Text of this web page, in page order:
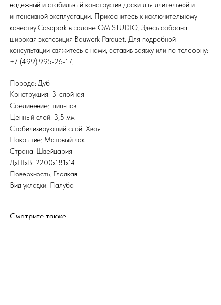
надежный и стабильный конструктив доски для длительной и
интенсивной эксплуатации. Прикоснитесь к исключительному
качеству Casapark в салоне OM STUDIO. Здесь собрана
широкая экспозиция Bauwerk Parquet. Для подробной
консультации свяжитесь с нами, оставив заявку или по телефону:
+7 (499) 995-26-17.
Порода: Дуб
Конструкция: 3-слойная
Соединение: шип-паз
Ценный слой: 3,5 мм
Стабилизирующий слой: Хвоя
Покрытие: Матовый лак
Страна: Швейцария
ДхШхВ: 2200x181x14
Поверхность: Гладкая
Вид укладки: Палуба
Смотрите также